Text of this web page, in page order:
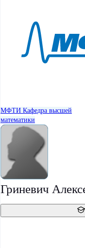
МФТИ Кафедра высшей
математики
Гриневич